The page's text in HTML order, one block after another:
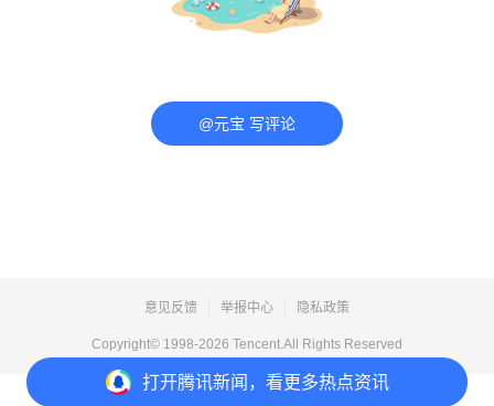
打开腾讯新闻，看更多热点资讯
@元宝 写评论
意见反馈 举报中心 隐私政策
Copyright© 1998-2026 Tencent.All Rights Reserved